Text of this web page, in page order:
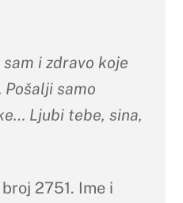
i zdravo koje
samo
Ljubi tebe, sina,
2751. Ime i